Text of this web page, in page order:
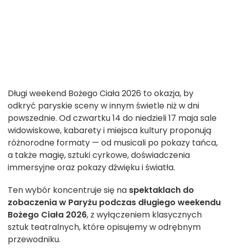
Długi weekend Bożego Ciała 2026 to okazja, by
odkryć paryskie sceny w innym świetle niż w dni
powszednie. Od czwartku 14 do niedzieli 17 maja sale
widowiskowe, kabarety i miejsca kultury proponują
różnorodne formaty — od musicali po pokazy tańca,
a także magię, sztuki cyrkowe, doświadczenia
immersyjne oraz pokazy dźwięku i światła.
Ten wybór koncentruje się na spektaklach do
zobaczenia w Paryżu podczas długiego weekendu
Bożego Ciała 2026, z wyłączeniem klasycznych
sztuk teatralnych, które opisujemy w odrębnym
przewodniku.